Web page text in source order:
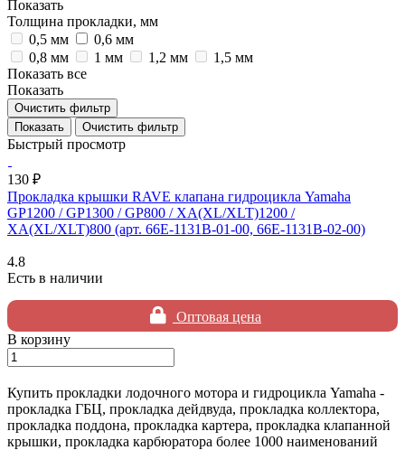
Показать
Толщина прокладки, мм
0,5 мм
0,6 мм
0,8 мм
1 мм 1,2 мм
1,5 мм
Показать все
Показать
Очистить фильтр
Очистить фильтр
Быстрый просмотр
130 ₽
Прокладка крышки RAVE клапана гидроцикла Yamaha
GP1200 / GP1300 / GP800 / XA(XL/XLT)1200 /
XA(XL/XLT)800 (арт. 66E-1131B-01-00, 66E-1131B-02-00)
4.8
Есть в наличии
Оптовая цена
В корзину
Купить прокладки лодочного мотора и гидроцикла Yamaha -
прокладка ГБЦ, прокладка дейдвуда, прокладка коллектора,
прокладка поддона, прокладка картера, прокладка клапанной
крышки, прокладка карбюратора более 1000 наименований